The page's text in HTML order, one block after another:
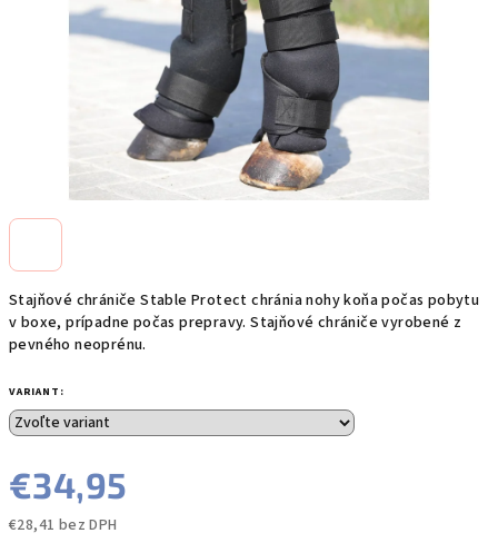
Stajňové chrániče Stable Protect chránia nohy koňa počas pobytu
v boxe, prípadne počas prepravy. Stajňové chrániče vyrobené z
pevného neoprénu.
VARIANT:
€34,95
€28,41 bez DPH